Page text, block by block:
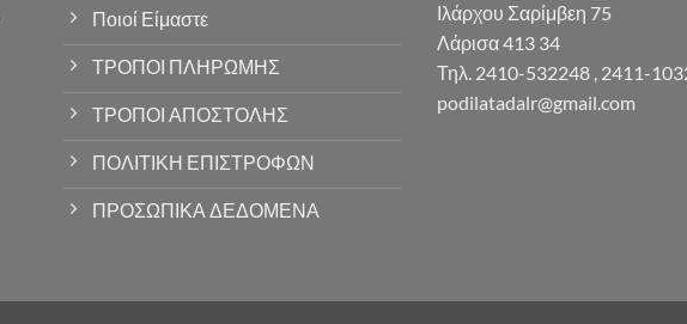
Ποιοί Είμαστε
ΤΡΟΠΟΙ ΠΛΗΡΩΜΗΣ
ΤΡΟΠΟΙ ΑΠΟΣΤΟΛΗΣ
ΠΟΛΙΤΙΚΗ ΕΠΙΣΤΡΟΦΩΝ
ΠΡΟΣΩΠΙΚΑ ΔΕΔΟΜΕΝΑ
Ιλάρχου Σαρίμβεη 75
Λάρισα 413 34
Τηλ. 2410-532248 , 2411-
podilatadalr@gmail.com